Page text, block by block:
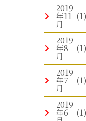
2019
年11
月
(1)
2019
年8
月
(1)
2019
年7
月
(1)
2019
年6 (1)